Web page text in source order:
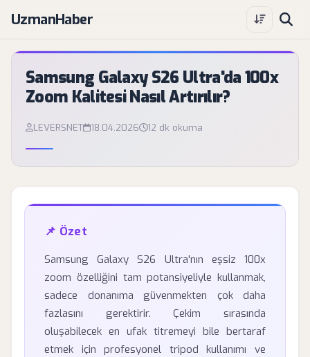
UzmanHaber
Samsung Galaxy S26 Ultra'da 100x
Zoom Kalitesi Nasıl Artırılır?
LEVERSNET 18.04.2026 12 dk okuma
📌 Özet
Samsung Galaxy S26 Ultra'nın eşsiz 100x
zoom özelliğini tam potansiyeliyle kullanmak,
sadece donanıma güvenmekten çok daha
fazlasını gerektirir. Çekim sırasında
oluşabilecek en ufak titremeyi bile bertaraf
etmek için profesyonel tripod kullanımı ve